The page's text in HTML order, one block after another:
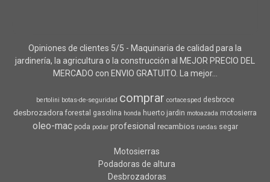
Opiniones de clientes 5/5 - Maquinaria de calidad para la
jardinería, la agricultura o la construcción al MEJOR PRECIO DEL
MERCADO con ENVIO GRATUITO. La mejor...
bertolini botas-de-seguridad comprar cortacesped desbroce
desbrozadora forestal gasolina honda huerto jardin motoazada motosierra
oleo-mac poda podar profesional recambios ruedas segar
Motosierras
Podadoras de altura
Desbrozadoras